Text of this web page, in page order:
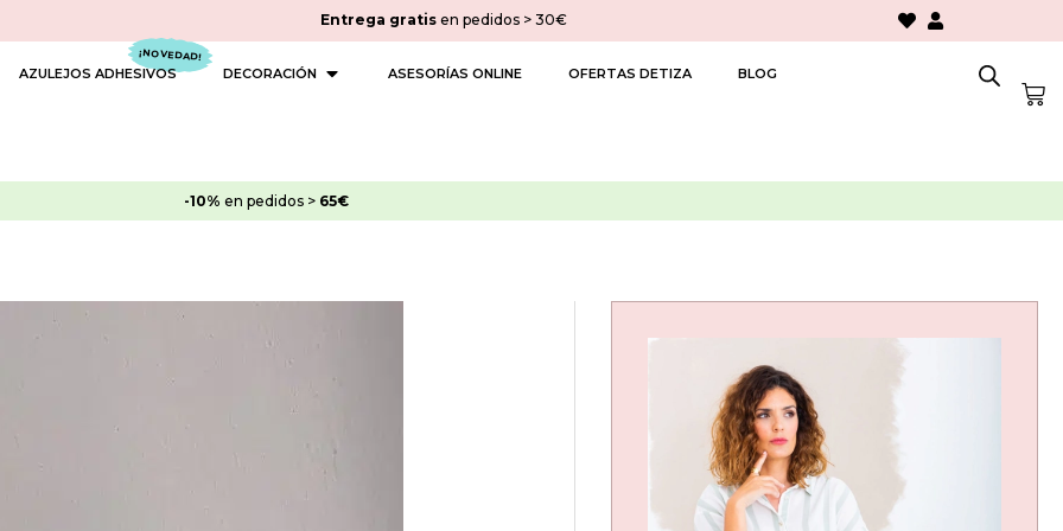
Entrega gratisen pedidos > 30€
PINTURAS
AZULEJOS ADHESIVOS DECORACIÓN OPEN DECORACIÓN
ASESORÍAS ONLINE OFERTAS DETIZA BLOG
-10% en pedidos > 65€